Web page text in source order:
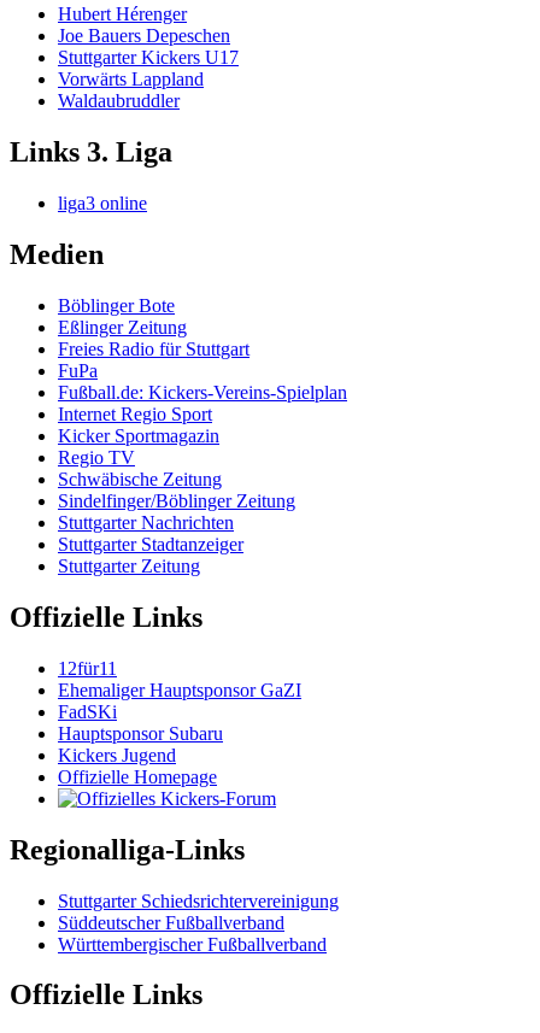
Hubert Hérenger
Joe Bauers Depeschen
Stuttgarter Kickers U17
Vorwärts Lappland
Waldaubruddler
Links 3. Liga
liga3 online
Medien
Böblinger Bote
Eßlinger Zeitung
Freies Radio für Stuttgart
FuPa
Fußball.de: Kickers-Vereins-Spielplan
Internet Regio Sport
Kicker Sportmagazin
Regio TV
Schwäbische Zeitung
Sindelfinger/Böblinger Zeitung
Stuttgarter Nachrichten
Stuttgarter Stadtanzeiger
Stuttgarter Zeitung
Offizielle Links
12für11
Ehemaliger Hauptsponsor GaZI
FadSKi
Hauptsponsor Subaru
Kickers Jugend
Offizielle Homepage
Regionalliga-Links
Stuttgarter Schiedsrichtervereinigung
Süddeutscher Fußballverband
Württembergischer Fußballverband
Offizielle Links